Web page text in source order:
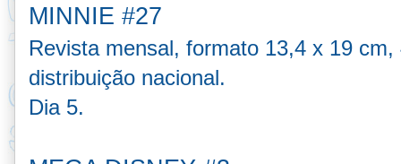
MINNIE #27
Revista mensal, formato 13,4 x 19
distribuição nacional.
Dia 5.